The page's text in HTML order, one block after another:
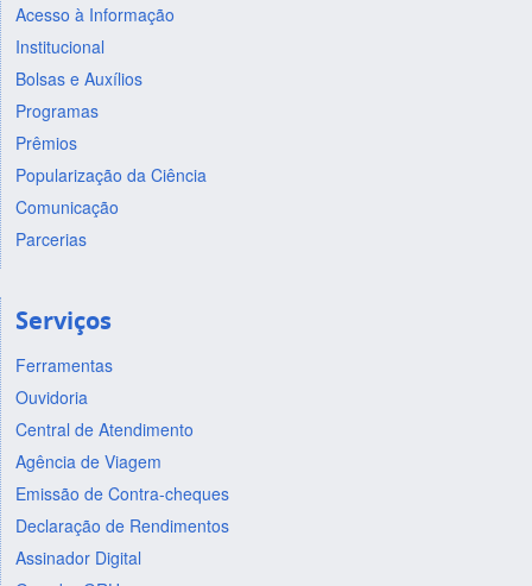
Acesso à Informação
Institucional
Bolsas e Auxílios
Programas
Prêmios
Popularização da Ciência
Comunicação
Parcerias
Serviços
Ferramentas
Ouvidoria
Central de Atendimento
Agência de Viagem
Emissão de Contra-cheques
Declaração de Rendimentos
Assinador Digital